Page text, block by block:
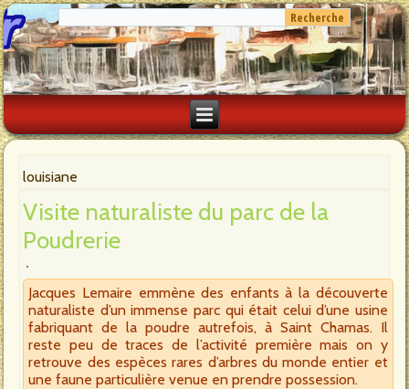
louisiane
Visite naturaliste du parc de la
Poudrerie
Jacques Lemaire emmène des enfants à la découverte
naturaliste d’un immense parc qui était celui d’une usine
fabriquant de la poudre autrefois, à Saint Chamas. Il
reste peu de traces de l’activité première mais on y
retrouve des espèces rares d’arbres du monde entier et
une faune particulière venue en prendre possession.